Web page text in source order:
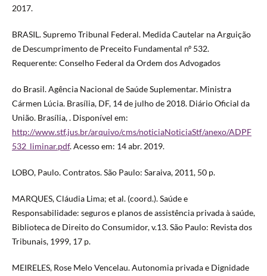
2017.
BRASIL. Supremo Tribunal Federal. Medida Cautelar na Arguição
de Descumprimento de Preceito Fundamental nº 532.
Requerente: Conselho Federal da Ordem dos Advogados
do Brasil. Agência Nacional de Saúde Suplementar. Ministra
Cármen Lúcia. Brasília, DF, 14 de julho de 2018. Diário Oficial da
União. Brasília, . Disponível em:
http://www.stf.jus.br/arquivo/cms/noticiaNoticiaStf/anexo/ADPF
532_liminar.pdf. Acesso em: 14 abr. 2019.
LOBO, Paulo. Contratos. São Paulo: Saraiva, 2011, 50 p.
MARQUES, Cláudia Lima; et al. (coord.). Saúde e
Responsabilidade: seguros e planos de assistência privada à saúde,
Biblioteca de Direito do Consumidor, v.13. São Paulo: Revista dos
Tribunais, 1999, 17 p.
MEIRELES, Rose Melo Vencelau. Autonomia privada e Dignidade